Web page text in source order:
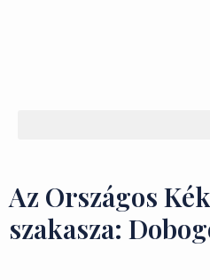
Az Országos
szakasza: